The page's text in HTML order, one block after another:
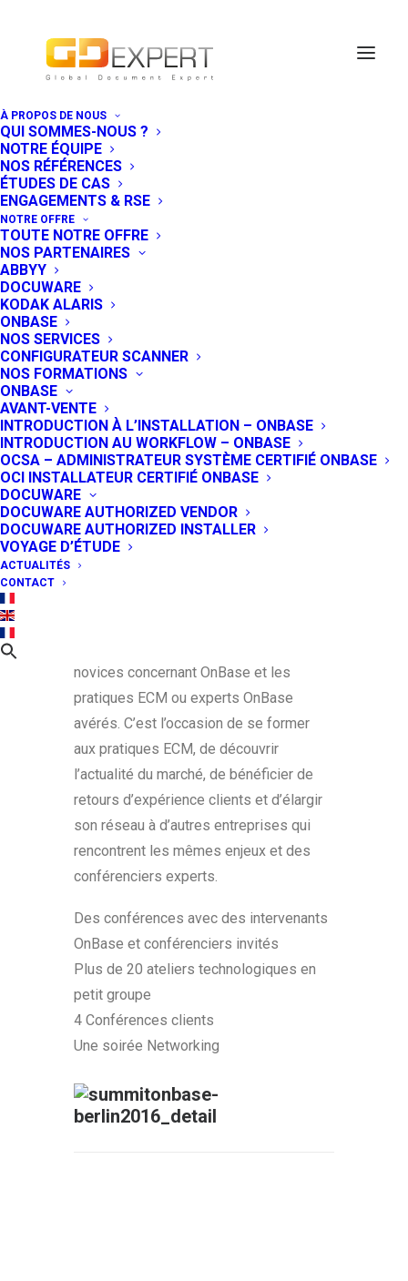
À PROPOS DE NOUS
QUI SOMMES-NOUS ?
NOTRE ÉQUIPE
NOS RÉFÉRENCES
ÉTUDES DE CAS
ENGAGEMENTS & RSE
NOTRE OFFRE
TOUTE NOTRE OFFRE
NOS PARTENAIRES
ABBYY
DOCUWARE
KODAK ALARIS
ONBASE
NOS SERVICES
CONFIGURATEUR SCANNER
NOS FORMATIONS
ONBASE
AVANT-VENTE
INTRODUCTION À L’INSTALLATION – ONBASE
INTRODUCTION AU WORKFLOW – ONBASE
OCSA – ADMINISTRATEUR SYSTÈME CERTIFIÉ ONBASE
OCI INSTALLATEUR CERTIFIÉ ONBASE
DOCUWARE
DOCUWARE AUTHORIZED VENDOR
DOCUWARE AUTHORIZED INSTALLER
VOYAGE D’ÉTUDE
ACTUALITÉS
CONTACT
OnBase réunit sa
communauté
d’utilisateurs
EMEA à Berlin en
novembre
16 SEPTEMBRE 2016
Cette 8ème
d’Europe, du Moyen-Orient et d’Afrique.
L’éditeur invite les utilisateurs finaux, les
prospects, les partenaires, les experts
produits, certains Responsables OnBase
et des consultants ECM à enrichir leur
expérience ECM. Objectif : présenter les
nouveautés produit et les informations
sur les services, créer des temps
d’échanges entre les participants et
proposer une expérience complète et
novices concernant OnBase et les
pratiques ECM ou experts OnBase
avérés. C’est l’occasion de se former
aux pratiques ECM, de découvrir
l’actualité du marché, de bénéficier de
retours d’expérience clients et d’élargir
son réseau à d’autres entreprises qui
rencontrent les mêmes enjeux et des
conférenciers experts.
Des conférences avec des intervenants
OnBase et conférenciers invités
Plus de 20 ateliers technologiques en
petit groupe
4 Conférences clients
Une soirée Networking